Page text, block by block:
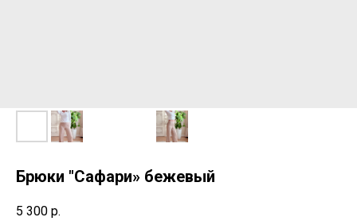
Брюки "Сафари» бежевый
5 300 р.